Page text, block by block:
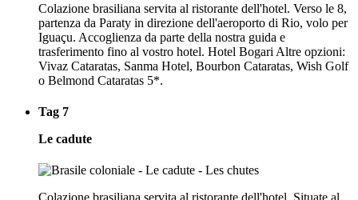
Colazione brasiliana servita al ristorante dell'hotel. Verso le 8,
partenza da Paraty in direzione dell'aeroporto di Rio, volo per
Iguaçu. Accoglienza da parte della nostra guida e
trasferimento fino al vostro hotel. Hotel Bogari Altre opzioni:
Vivaz Cataratas, Sanma Hotel, Bourbon Cataratas, Wish Golf
o Belmond Cataratas 5*.
Tag 7
Le cadute
Colazione brasiliana servita al ristorante dell'hotel. Situate al